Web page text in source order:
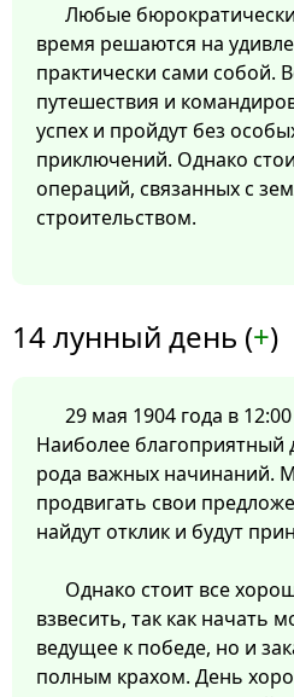
Любые
время решаются на
практически сами собой.
путешествия и
успех и пройдут без
приключений. Однако
операций, связанных с
строительством.
14 лунный день (+)
29 мая 1904 года в
Наиболее благоприятный
рода важных начинаний.
продвигать свои
найдут отклик и будут
Однако стоит все
взвесить, так как начать
ведущее к победе, но и
полным крахом. День